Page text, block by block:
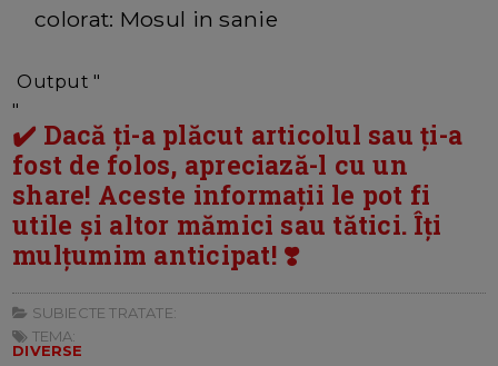
colorat: Mosul in sanie
Output "
"
✔️ Dacă ți-a plăcut articolul sau ți-a
fost de folos, apreciază-l cu un
share! Aceste informații le pot fi
utile și altor mămici sau tătici. Îți
mulțumim anticipat! ❣️
SUBIECTE TRATATE:
TEMA:
DIVERSE